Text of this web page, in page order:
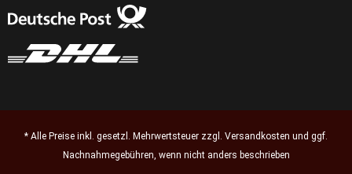
* Alle Preise inkl. gesetzl. Mehrwertsteuer zzgl. Versandkosten und ggf.
Nachnahmegebühren, wenn nicht anders beschrieben